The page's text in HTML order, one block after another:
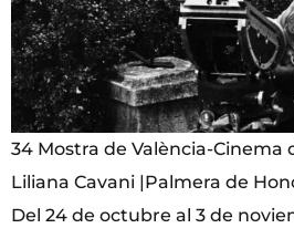
34 Mostra de València-Cinema
Liliana Cavani |Palmera de
Del 24 de octubre al 3 de